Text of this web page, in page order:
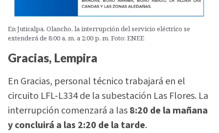
En Juticalpa, Olancho, la interrupción del servicio eléctrico se
extenderá de 8:00 a. m. a 2:00 p. m. Foto: ENEE
Gracias, Lempira
En Gracias, personal técnico trabajará en el
circuito LFL-L334 de la subestación Las Flores. La
interrupción comenzará a las8:20 de la mañana
y concluirá a las 2:20 de la tarde.